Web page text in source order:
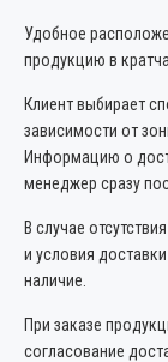
Удобное
продукцию в
Клиент выбирает
зависимости от
Информацию о
менеджер сразу
В случае
и условия
наличие.
При заказе
согласование